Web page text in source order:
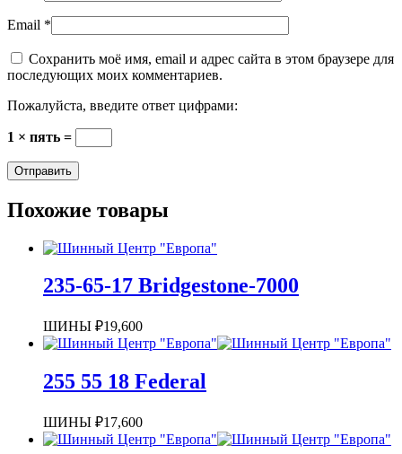
Email *
Сохранить моё имя, email и адрес сайта в этом браузере для
последующих моих комментариев.
Пожалуйста, введите ответ цифрами:
1 × пять =
Похожие товары
235-65-17 Bridgestone-7000
ШИНЫ ₽19,600
255 55 18 Federal
ШИНЫ ₽17,600